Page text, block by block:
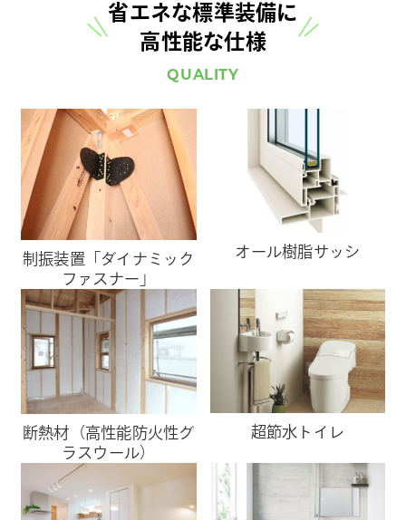
省エネな標準装備に
高性能な仕様
QUALITY
制振装置「ダイナミック
ファスナー」
オール樹脂サッシ
断熱材（高性能防火性グ
ラスウール）
超節水トイレ